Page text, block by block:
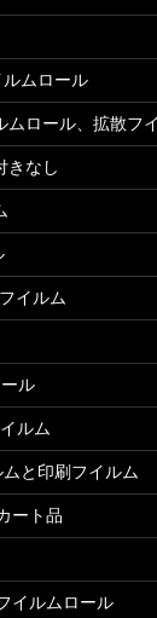
ムロール
ムロール、拡散フ
きなし
イルム
ル
ルム
と印刷フイルム
ート品
イルムロール